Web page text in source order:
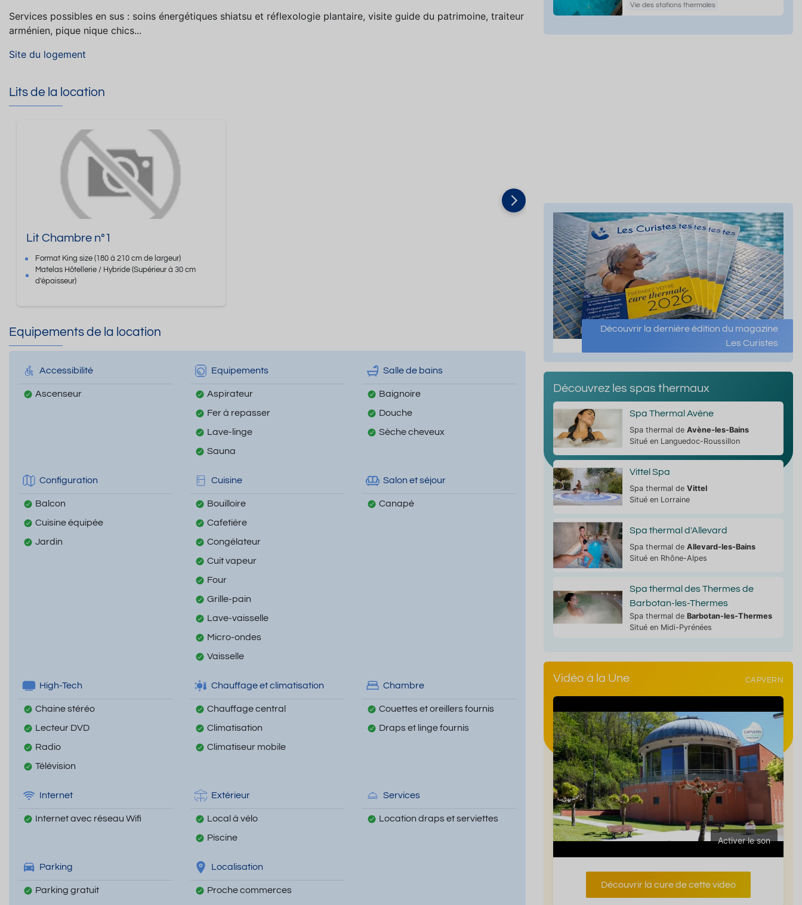
Services possibles en sus : soins énergétiques shiatsu et réflexologie plantaire, visite guide du patrimoine, traiteur
arménien, pique nique chics...
Site du logement
Lits de la location
Lit Chambre n°1
Format King size (180 à 210 cm de largeur)
Matelas Hôtellerie / Hybride(Supérieur à 30 cm
d'épaisseur)
Equipements de la location
Accessibilité
Ascenseur
Equipements
Aspirateur
Fer à repasser
Lave-linge
Sauna
Salle de bains
Baignoire
Douche
Sèche cheveux
Configuration
Balcon
Cuisine équipée
Jardin
Cuisine
Bouilloire
Cafetière
Congélateur
Cuit vapeur
Four
Grille-pain
Lave-vaisselle
Micro-ondes
Vaisselle
Salon et séjour
Canapé
High-Tech
Chaine stéréo
Lecteur DVD
Radio
Télévision
Chauffage et climatisation
Chauffage central
Climatisation
Climatiseur mobile
Chambre
Couettes et oreillers fournis
Draps et linge fournis
Internet
Internet avec réseau Wifi
Extérieur
Local à vélo
Piscine
Services
Location draps et serviettes
Parking
Parking gratuit
Localisation
Proche commerces
Vie des stations thermales
Découvrir la dernière édition du magazine
Les Curistes
Découvrez les spas thermaux
Spa Thermal Avène
Spa thermal de Avène-les-Bains
Situé en Languedoc-Roussillon
Vittel Spa
Spa thermal de Vittel
Situé en Lorraine
Spa thermal d'Allevard
Spa thermal de Allevard-les-Bains
Situé en Rhône-Alpes
Spa thermal des Thermes de
Barbotan-les-Thermes
Spa thermal de Barbotan-les-Thermes
Situé en Midi-Pyrénées
Vidéo à la Une CAPVERN
Activer le son
Découvrir la cure de cette video